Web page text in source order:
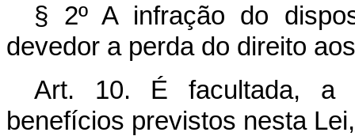
§ 2º A infração do
devedor a perda do direito
Art. 10. É facultada, a
benefícios previstos nesta